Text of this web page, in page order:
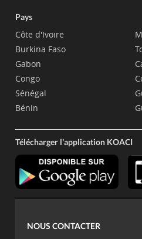
Pays
Côte d'Ivoire
Burkina Faso
Gabon
Congo
Sénégal
Bénin
Télécharger l'application KOACI
NOUS CONTACTER